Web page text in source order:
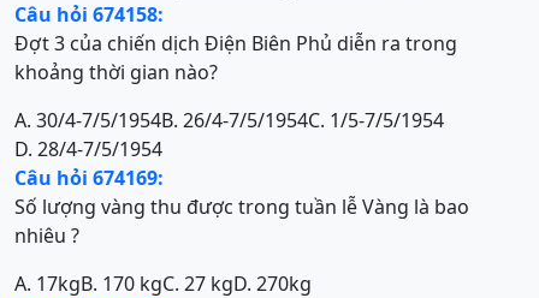
Câu hỏi 674158:
Đợt 3 của chiến dịch Điện Biên Phủ diễn ra trong
khoảng thời gian nào?
A. 30/4-7/5/1954B. 26/4-7/5/1954C. 1/5-7/5/1954
D. 28/4-7/5/1954
Câu hỏi 674169:
Số lượng vàng thu được trong tuần lễ Vàng là bao
nhiêu ?
A. 17kgB. 170 kgC. 27 kgD. 270kg